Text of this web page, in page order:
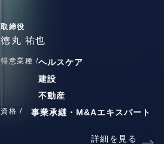
取締役
徳丸 祐也
得意業種 /ヘルスケア
建設
不動産
資格 / 事業承継・M&Aエキスパート
詳細を見る